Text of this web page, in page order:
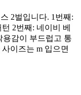
2벌입니다. 1번째:
2번째: 네이비 베
용감이 부드럽고 통
이즈는 m 입으면